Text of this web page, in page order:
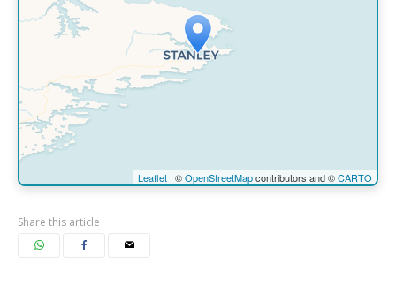
Travelers' Map is loading...
If you see this after your page is
loaded completely, leafletJS files are
missing.
Leaflet | ©OpenStreetMapcontributors and ©CARTO
Share this article